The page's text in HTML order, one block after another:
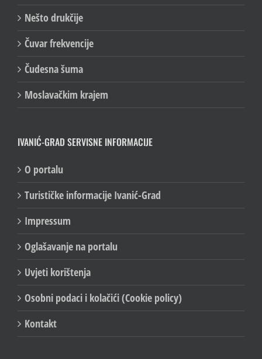
Nešto drukčije
Čuvar frekvencije
Čudesna šuma
Moslavačkim krajem
IVANIĆ-GRAD SERVISNE INFORMACIJE
O portalu
Turističke informacije Ivanić-Grad
Impressum
Oglašavanje na portalu
Uvjeti korištenja
Osobni podaci i kolačići (Cookie policy)
Kontakt